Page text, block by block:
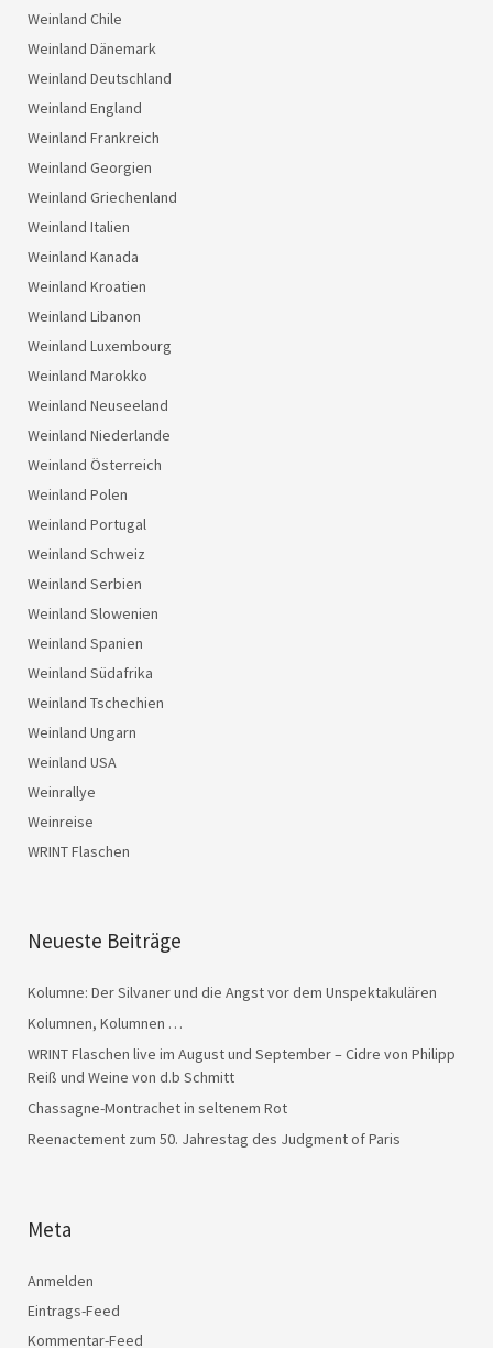
Weinland Chile
Weinland Dänemark
Weinland Deutschland
Weinland England
Weinland Frankreich
Weinland Georgien
Weinland Griechenland
Weinland Italien
Weinland Kanada
Weinland Kroatien
Weinland Libanon
Weinland Luxembourg
Weinland Marokko
Weinland Neuseeland
Weinland Niederlande
Weinland Österreich
Weinland Polen
Weinland Portugal
Weinland Schweiz
Weinland Serbien
Weinland Slowenien
Weinland Spanien
Weinland Südafrika
Weinland Tschechien
Weinland Ungarn
Weinland USA
Weinrallye
Weinreise
WRINT Flaschen
Neueste Beiträge
Kolumne: Der Silvaner und die Angst vor dem Unspektakulären
Kolumnen, Kolumnen …
WRINT Flaschen live im August und September – Cidre von Philipp
Reiß und Weine von d.b Schmitt
Chassagne-Montrachet in seltenem Rot
Reenactement zum 50. Jahrestag des Judgment of Paris
Meta
Anmelden
Eintrags-Feed
Kommentar-Feed